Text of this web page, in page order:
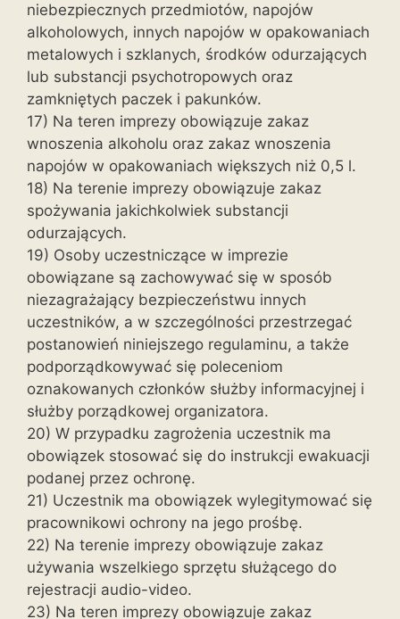
niebezpiecznych przedmiotów, napojów
alkoholowych, innych napojów w opakowaniach
metalowych i szklanych, środków odurzających
lub substancji psychotropowych oraz
zamkniętych paczek i pakunków.
17) Na teren imprezy obowiązuje zakaz
wnoszenia alkoholu oraz zakaz wnoszenia
napojów w opakowaniach większych niż 0,5 l.
18) Na terenie imprezy obowiązuje zakaz
spożywania jakichkolwiek substancji
odurzających.
19) Osoby uczestniczące w imprezie
obowiązane są zachowywać się w sposób
niezagrażający bezpieczeństwu innych
uczestników, a w szczególności przestrzegać
postanowień niniejszego regulaminu, a także
podporządkowywać się poleceniom
oznakowanych członków służby informacyjnej i
służby porządkowej organizatora.
20) W przypadku zagrożenia uczestnik ma
obowiązek stosować się do instrukcji ewakuacji
podanej przez ochronę.
21) Uczestnik ma obowiązek wylegitymować się
pracownikowi ochrony na jego prośbę.
22) Na terenie imprezy obowiązuje zakaz
używania wszelkiego sprzętu służącego do
rejestracji audio-video.
23) Na teren imprezy obowiązuje zakaz